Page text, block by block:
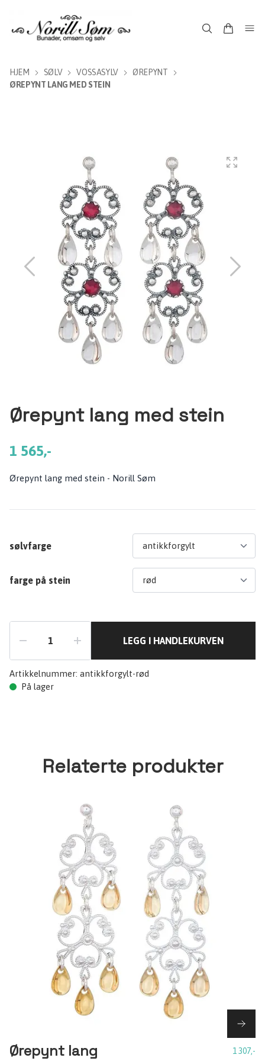
HJEM SØLV VOSSASYLV
ØREPYNT
ØREPYNT LANG MED STEIN
Ørepynt lang med stein
1 565,-
Ørepynt lang med stein - Norill Søm
sølvfarge
farge på stein
LEGG I HANDLEKURVEN
Artikkelnummer: antikkforgylt-rød
På lager
Relaterte produkter
Ørepynt lang 1 307,-